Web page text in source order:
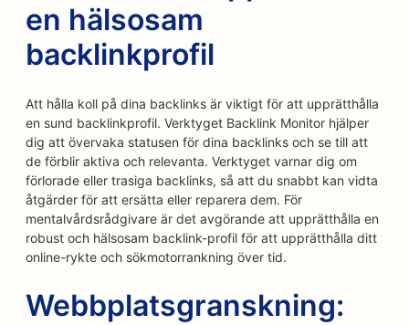
en hälsosam
backlinkprofil
Att hålla koll på dina backlinks är viktigt för att upprätthålla
en sund backlinkprofil. Verktyget Backlink Monitor hjälper
dig att övervaka statusen för dina backlinks och se till att
de förblir aktiva och relevanta. Verktyget varnar dig om
förlorade eller trasiga backlinks, så att du snabbt kan vidta
åtgärder för att ersätta eller reparera dem. För
mentalvårdsrådgivare är det avgörande att upprätthålla en
robust och hälsosam backlink-profil för att upprätthålla ditt
online-rykte och sökmotorrankning över tid.
Webbplatsgranskning: